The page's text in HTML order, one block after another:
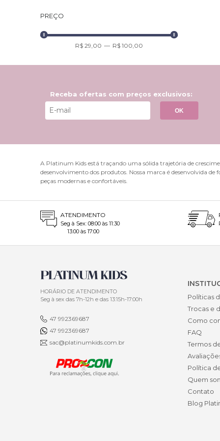
PREÇO
R$ 29,00 — R$ 100,00
Cada
calçado
6
1-
pois isso
3-
4-Uso
5-
criança
muito
Receba ofertas com preços exclusivos:
OK
A Platinum Kids está traçando uma sólida trajetória de
desenvolvimento dos produtos. Nossa marca é desenvolvida
peças modernas e confortáveis.
ATENDIMENTO
Seg à Sex: 08:00 às 11:30
13:00 às 17:00
HORÁRIO DE ATENDIMENTO
Seg à sex das 7h-12h e das 13:15h-17:00h
47 992369687
47 992369687
sac@platinumkids.com.br
Políticas
Trocas e
Como
FAQ
Termos
Política
Quem
Contato
Blog